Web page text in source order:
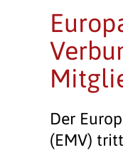
Der
(EMV)